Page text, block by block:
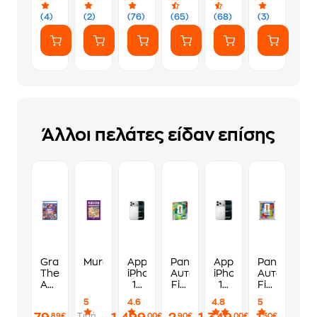
(4) (2) (76) (65) (68) (3)
Άλλοι πελάτες είδαν επίσης
Grand
Theft
Auto
Standard
Murdoku
5
Apple
iPhone
17
Max
4.6
Panini
Αυτοκόλλητα
Fifa
Apple
iPhone
17
256GB
4.8
Panini
Fifa
Cup
5